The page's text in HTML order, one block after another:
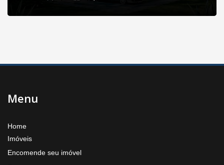
Menu
Home
Imóveis
Encomende seu imóvel